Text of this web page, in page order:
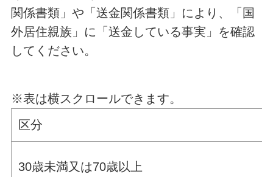
関係書類」や「送金関係書類」により、「国
外居住親族」に「送金している事実」を確認
してください。
※表は横スクロールできます。
区分
30歳未満又は70歳以上